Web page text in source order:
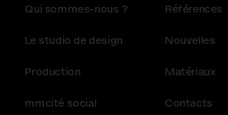
Qui sommes-nous ?
Le studio de design
Production
mmcité social
Références
Nouvelles
Matériaux
Contacts